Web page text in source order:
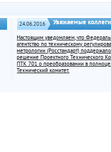
24.06.2016 Уважаемые коллеги
Настоящим уведомляем, что
агентство по техническому
метрологии (Росстандарт) поддержало
решение Проектного Технического
ПТК 701 о преобразовании в
Технический комитет.